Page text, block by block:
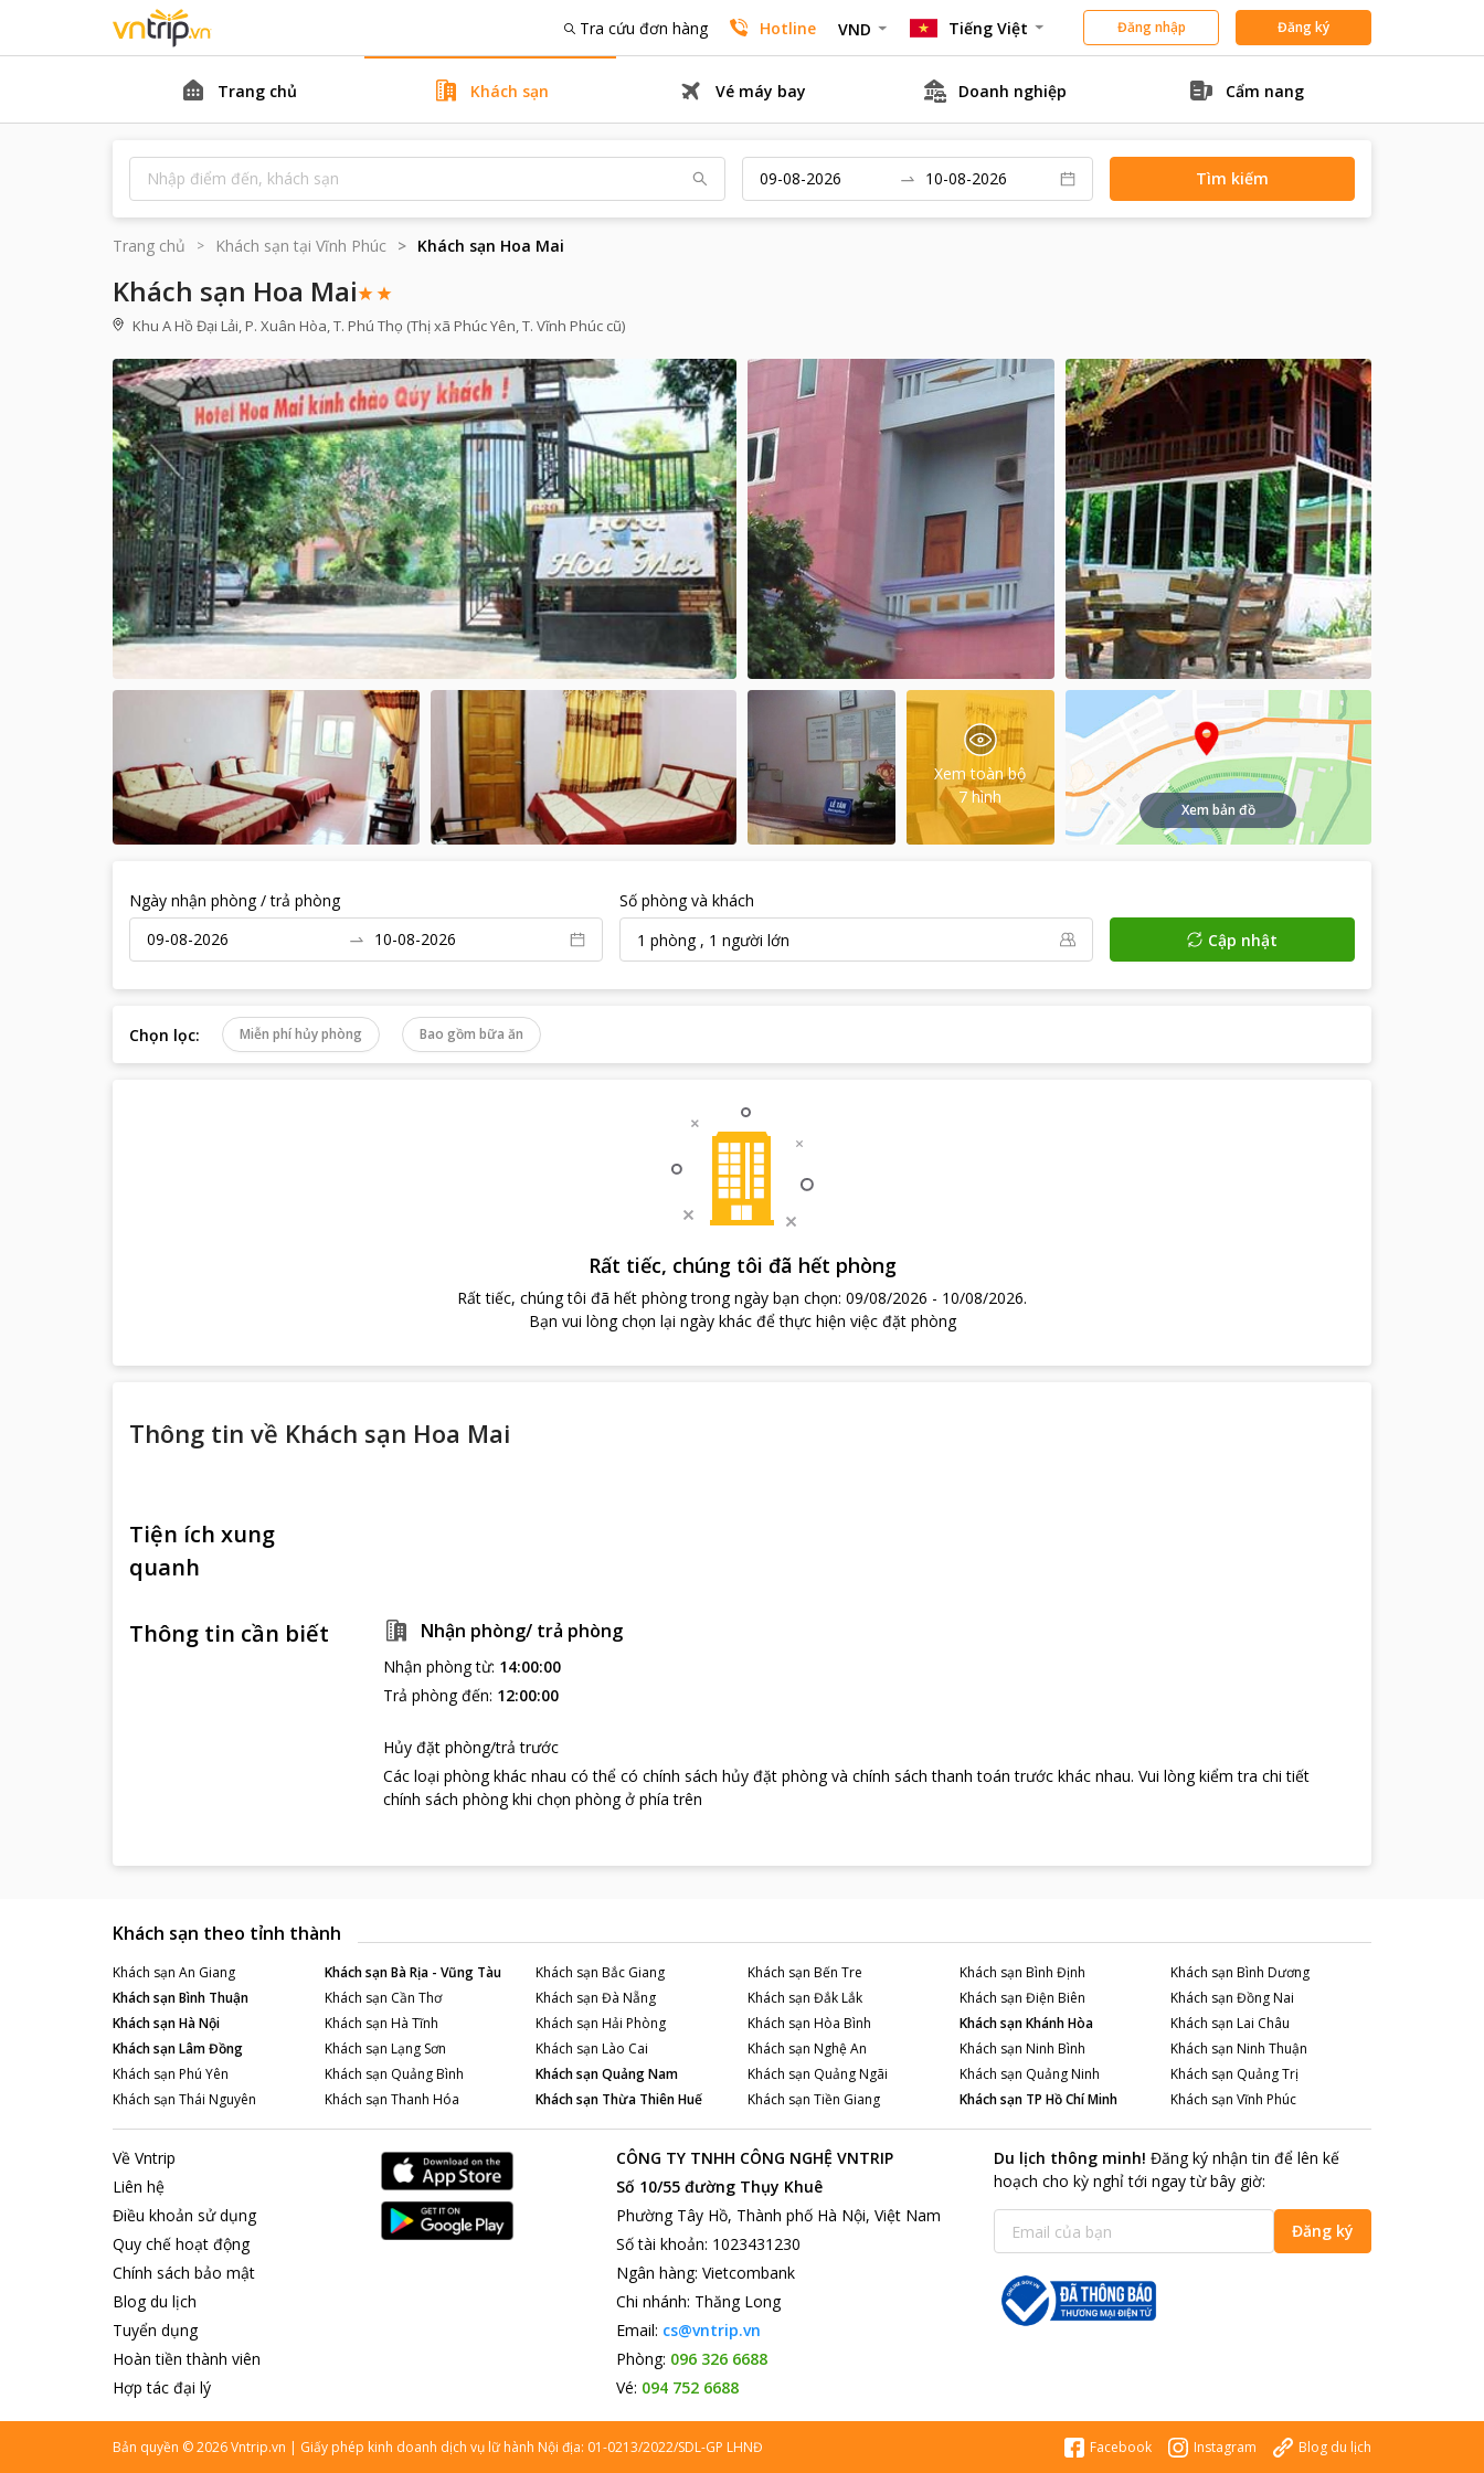
Tra cứu đơn hàng Hotline VND Tiếng Việt Đăng nhập Đăng ký
Trang chủ Khách sạn Vé máy bay Doanh nghiệp Cẩm nang
Tìm kiếm
Trang chủ Khách sạn tại Vĩnh Phúc Khách sạn Hoa Mai
Khách sạn Hoa Mai
Khu A Hồ Đại Lải, P. Xuân Hòa, T. Phú Thọ (Thị xã Phúc Yên, T. Vĩnh Phúc cũ)
Xem toàn bộ
7 hình
Xem bản đồ
Ngày nhận phòng / trả phòng
Số phòng và khách
1 phòng, 1 người lớn Cập nhật
Chọn lọc: Miễn phí hủy phòng Bao gồm bữa ăn
Rất tiếc, chúng tôi đã hết phòng
Rất tiếc, chúng tôi đã hết phòng trong ngày bạn chọn: 09/08/2026 - 10/08/2026.
Bạn vui lòng chọn lại ngày khác để thực hiện việc đặt phòng
Thông tin về Khách sạn Hoa Mai
Tiện ích xung
quanh
Thông tin cần biết Nhận phòng/ trả phòng
Nhận phòng từ: 14:00:00
Trả phòng đến: 12:00:00
Hủy đặt phòng/trả trước
Các loại phòng khác nhau có thể có chính sách hủy đặt phòng và chính sách thanh toán trước khác nhau. Vui lòng kiểm tra chi tiết
chính sách phòng khi chọn phòng ở phía trên
Khách sạn theo tỉnh thành
Khách sạn An Giang Khách sạnBà Rịa - Vũng Tàu Khách sạn Bắc Giang Khách sạn Bến Tre Khách sạn Bình Định Khách sạn Bình Dương
Khách sạnBình Thuận Khách sạn Cần Thơ Khách sạn Đà Nẵng Khách sạn Đắk Lắk Khách sạn Điện Biên Khách sạn Đồng Nai
Khách sạnHà Nội Khách sạn Hà Tĩnh Khách sạn Hải Phòng Khách sạn Hòa Bình Khách sạnKhánh Hòa Khách sạn Lai Châu
Khách sạnLâm Đồng Khách sạn Lạng Sơn Khách sạn Lào Cai Khách sạn Nghệ An Khách sạn Ninh Bình Khách sạn Ninh Thuận
Khách sạn Phú Yên Khách sạn Quảng Bình Khách sạnQuảng Nam Khách sạn Quảng Ngãi Khách sạn Quảng Ninh Khách sạn Quảng Trị
Khách sạn Thái Nguyên Khách sạn Thanh Hóa Khách sạn Thừa Thiên Huế Khách sạn Tiền Giang Khách sạn TP Hồ Chí Minh Khách sạn Vĩnh Phúc
Về Vntrip
Liên hệ
Điều khoản sử dụng
Quy chế hoạt động
Chính sách bảo mật
Blog du lịch
Tuyển dụng
Hoàn tiền thành viên
Hợp tác đại lý
CÔNG TY TNHH CÔNG NGHỆ VNTRIP
Số 10/55 đường Thụy Khuê
Phường Tây Hồ, Thành phố Hà Nội, Việt Nam
Số tài khoản: 1023431230
Ngân hàng: Vietcombank
Chi nhánh: Thăng Long
Email: cs@vntrip.vn
Phòng: 096 326 6688
Vé: 094 752 6688
Du lịch thông minh! Đăng ký nhận tin để lên kế
hoạch cho kỳ nghỉ tới ngay từ bây giờ:
Đăng ký
Bản quyền ©2026Vntrip.vn | Giấy phép kinh doanh dịch vụ lữ hành Nội địa: 01-0213/2022/SDL-GP LHNĐ Facebook Instagram Blog du lịch